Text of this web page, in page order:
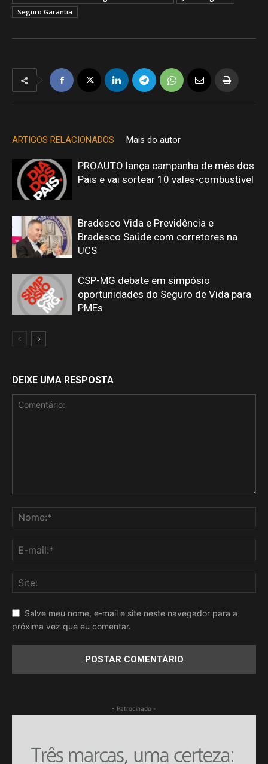
Seguro Garantia
ARTIGOS RELACIONADOS Mais do autor
PROAUTO lança campanha de mês dos
Pais e vai sortear 10 vales-combustível
Bradesco Vida e Previdência e
Bradesco Saúde com corretores na
UCS
CSP-MG debate em simpósio
oportunidades do Seguro de Vida para
PMEs
DEIXE UMA RESPOSTA
Salve meu nome, e-mail e site neste navegador para a
próxima vez que eu comentar.
- Patrocinado -